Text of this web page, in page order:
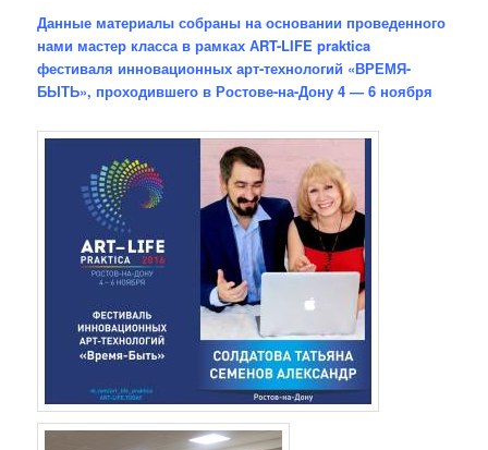
Данные материалы собраны на основании проведенного
нами мастер класса в рамках АRT-LIFE praktica
фестиваля инновационных арт-технологий «ВРЕМЯ-
БЫТЬ», проходившего в Ростове-на-Дону 4 — 6 ноября